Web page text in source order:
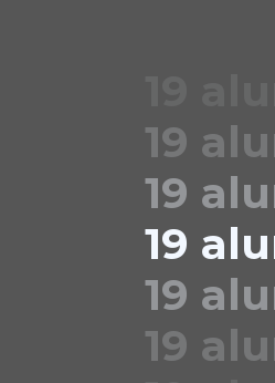
19
19
19
19
19